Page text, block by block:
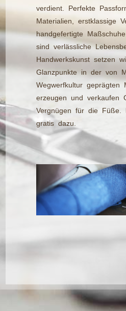
verdient. Perfekte
Materialien, erstklassige
handgefertigte
sind verlässliche
Handwerkskunst setzen
Glanzpunkte in der von
Wegwerfkultur geprägten
erzeugen und verkaufen
Vergnügen für die Füße.
gratis dazu.